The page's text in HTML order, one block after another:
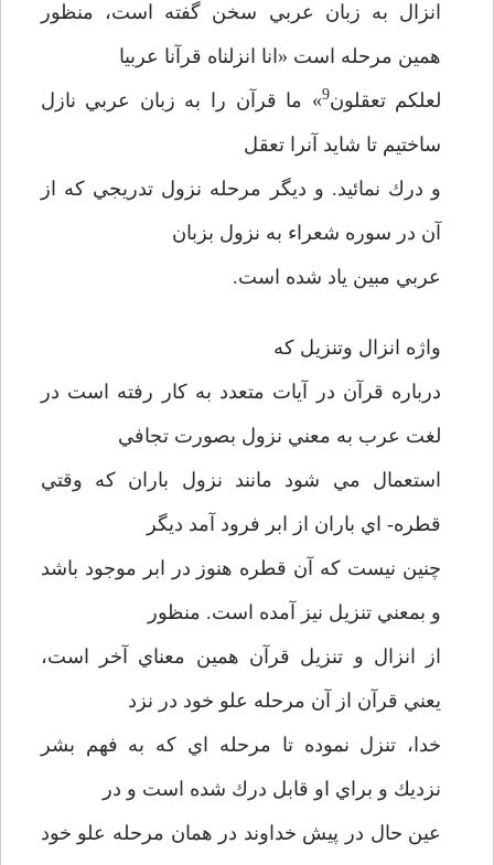
انزال به زبان عربي سخن گفته است، منظور
همين مرحله است «انا انزلناه قرآنا عربيا
لعلكم تعقلون9» ما قرآن را به زبان عربي نازل
ساختيم تا شايد آنرا تعقل
و درك نمائيد. و ديگر مرحله نزول تدريجي كه از
آن در سوره شعراء به نزول بزبان
عربي مبين ياد شده است.
واژه انزال وتنزيل كه
درباره قرآن در آيات متعدد به كار رفته است در
لغت عرب به معني نزول بصورت تجافي
استعمال مي شود مانند نزول باران كه وقتي
قطره- اي باران از ابر فرود آمد ديگر
چنين نيست كه آن قطره هنوز در ابر موجود باشد
و بمعني تنزيل نيز آمده است. منظور
از انزال و تنزيل قرآن همين معناي آخر است،
يعني قرآن از آن مرحله علو خود در نزد
خدا، تنزل نموده تا مرحله اي كه به فهم بشر
نزديك و براي او قابل درك شده است و در
عين حال در پيش خداوند در همان مرحله علو خود